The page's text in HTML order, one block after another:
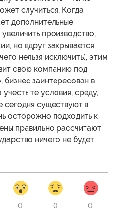
случиться. Когда
дополнительные
производство,
но вдруг закрывается
нельзя исключить), этим
свою компанию под
бизнес заинтересован в
те условия, среду,
сегодня существуют в
осторожно подходить к
правильно рассчитают
ничего не будет
0 0 0